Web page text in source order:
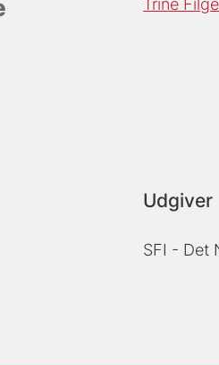
Trine
Udgiver
SFI - Det